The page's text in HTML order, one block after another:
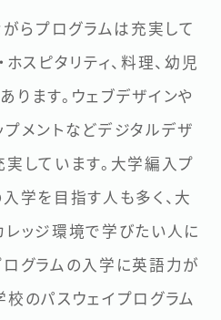
らプログラムは充実して
ホスピタリティ、料理、幼児
ます。ウェブデザインや
メントなどデジタルデザ
しています。大学編入プ
学を目指す人も多く、大
ッジ環境で学びたい人に
グラムの入学に英語力が
のパスウェイプログラム